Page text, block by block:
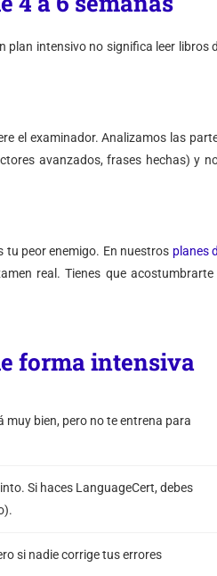
plan intensivo no significa leer libros
el examinador. Analizamos las
avanzados, frases hechas) y
tu peor enemigo. En nuestros planes
real. Tienes que acostumbrarte
forma intensiva
muy bien, pero no te entrena para
Si haces LanguageCert, debes
si nadie corrige tus errores